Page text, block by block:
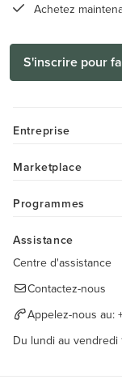
Achetez
S'inscrire pour
Entreprise
Marketplace
Programmes
Assistance
Centre d'assistance
Contactez-nous
Appelez-nous au:
Du lundi au vendredi